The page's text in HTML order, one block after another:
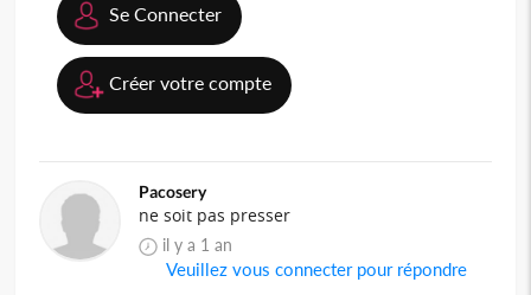
Se Connecter
Créer votre compte
Pacosery
ne soit pas presser
il y a 1 an
Veuillez vous connecter pour répondre